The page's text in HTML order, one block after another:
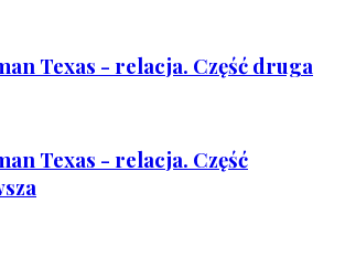
Texas - relacja. Część druga
Texas - relacja. Część